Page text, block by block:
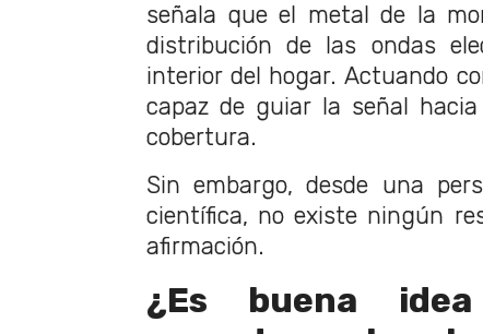
señala que el metal de la
distribución de las ondas
interior del hogar. Actuando
capaz de guiar la señal
cobertura.
Sin embargo, desde una
científica, no existe ningún
afirmación.
¿Es buena